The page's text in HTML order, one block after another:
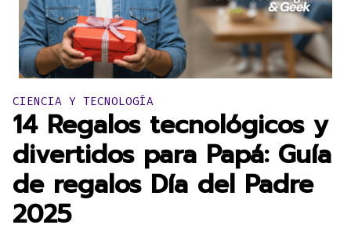
Publicado en:
CIENCIA Y TECNOLOGÍA
14 Regalos tecnológicos y
divertidos para Papá: Guía
de regalos Día del Padre
2025